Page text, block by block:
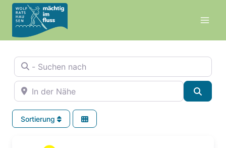
Zum
Inhalt
springen
- Suchen nach
In der Nähe
Sortierung